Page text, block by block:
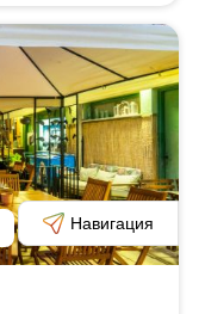
Навигация